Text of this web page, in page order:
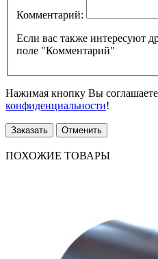
Комментарий:
Если вас также интересуют
поле "Комментарий"
Нажимая кнопку Вы
конфиденциальности!
Заказать Отменить
ПОХОЖИЕ ТОВАРЫ